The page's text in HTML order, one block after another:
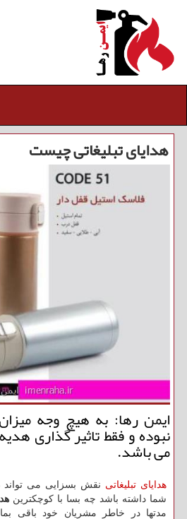
هدایای تبلیغاتی چیست
ایمن رها: به هیچ وجه
نبوده و فقط تاثیر گذاری
می باشد.
هدایای تبلیغاتی نقش بسزایی می تواند
شما داشته باشد چه بسا با کوچکترین
مدتها در خاطر مشریان خود باقی